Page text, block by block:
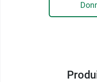
Conditionnement :